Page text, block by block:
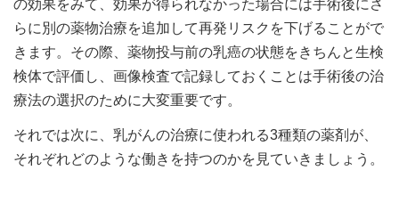
の効果をみて、効果が得られなかった場合には手術後にさ
らに別の薬物治療を追加して再発リスクを下げることがで
きます。その際、薬物投与前の乳癌の状態をきちんと生検
検体で評価し、画像検査で記録しておくことは手術後の治
療法の選択のために大変重要です。
それでは次に、乳がんの治療に使われる3種類の薬剤が、
それぞれどのような働きを持つのかを見ていきましょう。